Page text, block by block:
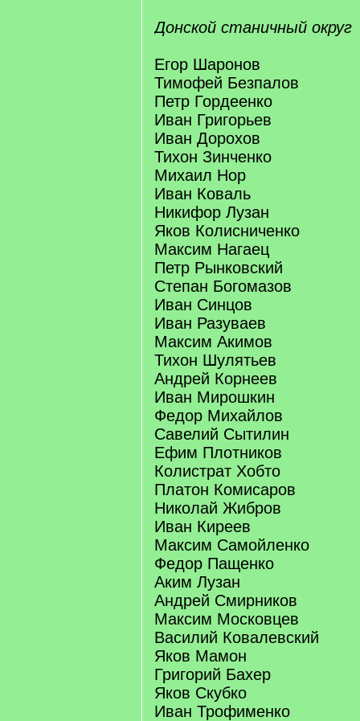
Донской станичный округ
Егор Шаронов
Тимофей Безпалов
Петр Гордеенко
Иван Григорьев
Иван Дорохов
Тихон Зинченко
Михаил Нор
Иван Коваль
Никифор Лузан
Яков Колисниченко
Максим Нагаец
Петр Рынковский
Степан Богомазов
Иван Синцов
Иван Разуваев
Максим Акимов
Тихон Шулятьев
Андрей Корнеев
Иван Мирошкин
Федор Михайлов
Савелий Сытилин
Ефим Плотников
Колистрат Хобто
Платон Комисаров
Николай Жибров
Иван Киреев
Максим Самойленко
Федор Пащенко
Аким Лузан
Андрей Смирников
Максим Московцев
Василий Ковалевский
Яков Мамон
Григорий Бахер
Яков Скубко
Иван Трофименко